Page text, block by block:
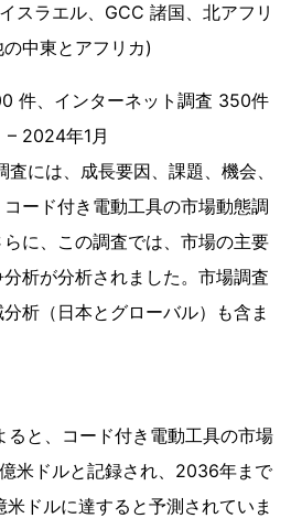
スラエル、GCC 諸国、北アフリ
中東とアフリカ)
件、インターネット調査 350件
2024年1月
には、成長要因、課題、機会、
ード付き電動工具の市場動態調
に、この調査では、市場の主要
析が分析されました。市場調査
析（日本とグローバル）も含ま
ると、コード付き電動工具の市場
米ドルと記録され、2036年まで
ドルに達すると予測されていま